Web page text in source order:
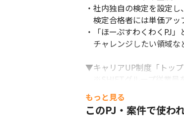
・社内独自の検定を設定
検定合格者には単価アッ
・「ほーぷすわくわくPJ
チャレンジしたい領域な
▼キャリアUP制度「トッ
※SHIFTグループ従業員
事業の方向性と個々人の
「教材の提供」「検定の
スキル・知識の向上だけで
もっと見る
このPJ・案件で使わ